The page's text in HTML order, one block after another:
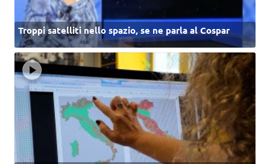
Troppi satelliti nello spazio, se ne parla al Cospar